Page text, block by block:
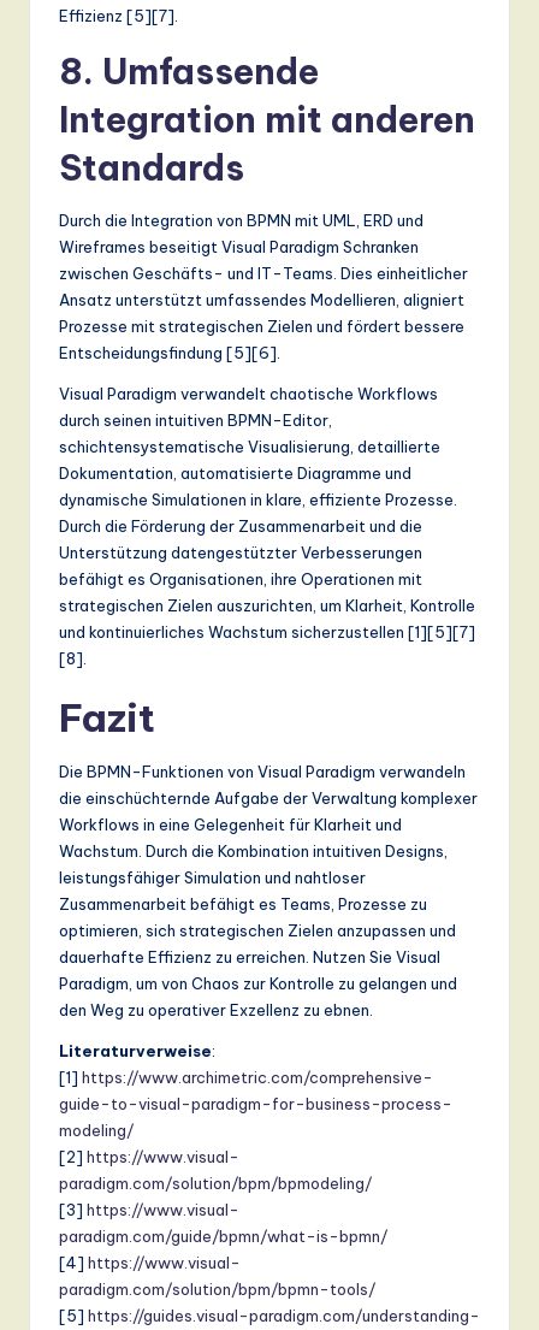
Effizienz [5][7].
8. Umfassende
Integration mit anderen
Standards
Durch die Integration von BPMN mit UML, ERD und
Wireframes beseitigt Visual Paradigm Schranken
zwischen Geschäfts- und IT-Teams. Dies einheitlicher
Ansatz unterstützt umfassendes Modellieren, aligniert
Prozesse mit strategischen Zielen und fördert bessere
Entscheidungsfindung [5][6].
Visual Paradigm verwandelt chaotische Workflows
durch seinen intuitiven BPMN-Editor,
schichtensystematische Visualisierung, detaillierte
Dokumentation, automatisierte Diagramme und
dynamische Simulationen in klare, effiziente Prozesse.
Durch die Förderung der Zusammenarbeit und die
Unterstützung datengestützter Verbesserungen
befähigt es Organisationen, ihre Operationen mit
strategischen Zielen auszurichten, um Klarheit, Kontrolle
und kontinuierliches Wachstum sicherzustellen [1][5][7]
[8].
Fazit
Die BPMN-Funktionen von Visual Paradigm verwandeln
die einschüchternde Aufgabe der Verwaltung komplexer
Workflows in eine Gelegenheit für Klarheit und
Wachstum. Durch die Kombination intuitiven Designs,
leistungsfähiger Simulation und nahtloser
Zusammenarbeit befähigt es Teams, Prozesse zu
optimieren, sich strategischen Zielen anzupassen und
dauerhafte Effizienz zu erreichen. Nutzen Sie Visual
Paradigm, um von Chaos zur Kontrolle zu gelangen und
den Weg zu operativer Exzellenz zu ebnen.
Literaturverweise:
[1] https://www.archimetric.com/comprehensive-
guide-to-visual-paradigm-for-business-process-
modeling/
[2] https://www.visual-
paradigm.com/solution/bpm/bpmodeling/
[3] https://www.visual-
paradigm.com/guide/bpmn/what-is-bpmn/
[4] https://www.visual-
paradigm.com/solution/bpm/bpmn-tools/
[5] https://guides.visual-paradigm.com/understanding-